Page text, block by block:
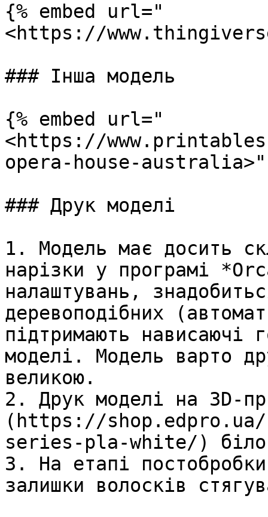
{% embed url="
<https://
### Інша модель
{% embed url="
<https://
opera-house-
### Друк моделі
1. Модель має досить
нарізки у програмі
налаштувань,
деревоподібних
підтримають нависаючі
моделі. Модель варто
великою.
2. Друк моделі на 3D-
(https://
series-pla-white/)
3. На етапі
залишки волосків